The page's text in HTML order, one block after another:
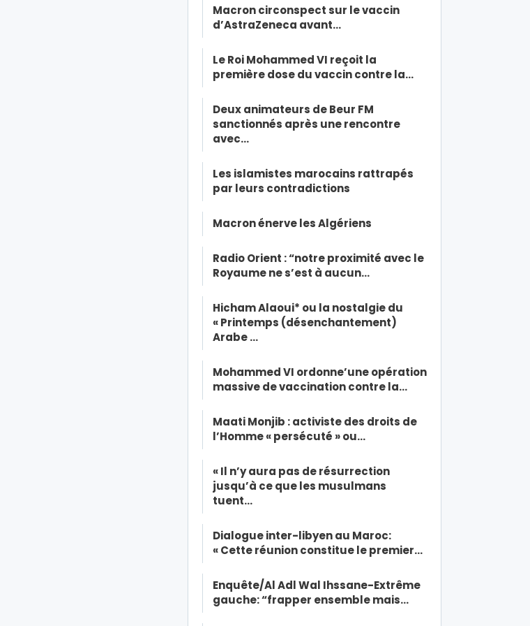
Macron circonspect sur le vaccin
d’AstraZeneca avant…
Le Roi Mohammed VI reçoit la
première dose du vaccin contre la…
Deux animateurs de Beur FM
sanctionnés après une rencontre
avec…
Les islamistes marocains rattrapés
par leurs contradictions
Macron énerve les Algériens
Radio Orient : “notre proximité avec le
Royaume ne s’est à aucun…
Hicham Alaoui* ou la nostalgie du
« Printemps (désenchantement)
Arabe …
Mohammed VI ordonne’une opération
massive de vaccination contre la…
Maati Monjib : activiste des droits de
l’Homme « persécuté » ou…
« Il n’y aura pas de résurrection
jusqu’à ce que les musulmans
tuent…
Dialogue inter-libyen au Maroc:
« Cette réunion constitue le premier…
Enquête/Al Adl Wal Ihssane-Extrême
gauche: “frapper ensemble mais…